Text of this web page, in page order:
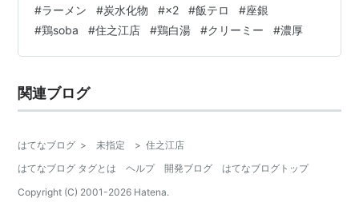
お店の場所・営業時間 いくつか店舗がありますが、 今回
は大阪の住之江店に訪問しました。 住所：大阪府大阪市
住之江区緑木1丁目1-12 営業時間は 月〜日 10:30〜22:00
混んでおります！ クリーミーな…
#ラーメン #炭水化物 #×2 #飯テロ #座銀
#鶏soba #住之江店 #鶏白湯 #クリーミー #濃厚
関連ブログ
はてなブログ > 未指定 > 住之江店
はてなブログ タグとは
ヘルプ 開発ブログ
はてなブログトップ
Copyright (C) 2001-2026 Hatena.